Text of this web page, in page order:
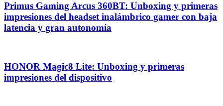
Primus Gaming Arcus 360BT: Unboxing y primeras
impresiones del headset inalámbrico gamer con baja
latencia y gran autonomía
HONOR Magic8 Lite: Unboxing y primeras
impresiones del dispositivo